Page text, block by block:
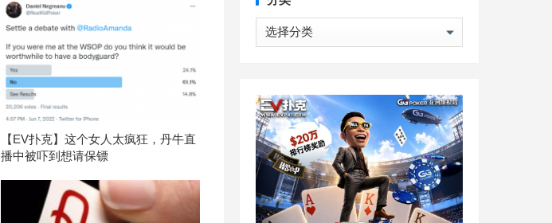
【EV扑克】这个女人太疯狂，丹牛直
播中被吓到想请保镖
分
类